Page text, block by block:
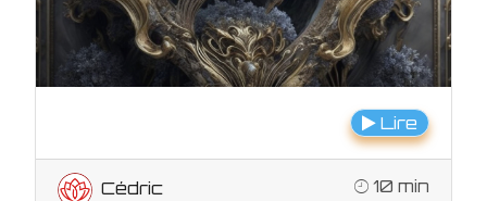
Lire
Cédric 10 min